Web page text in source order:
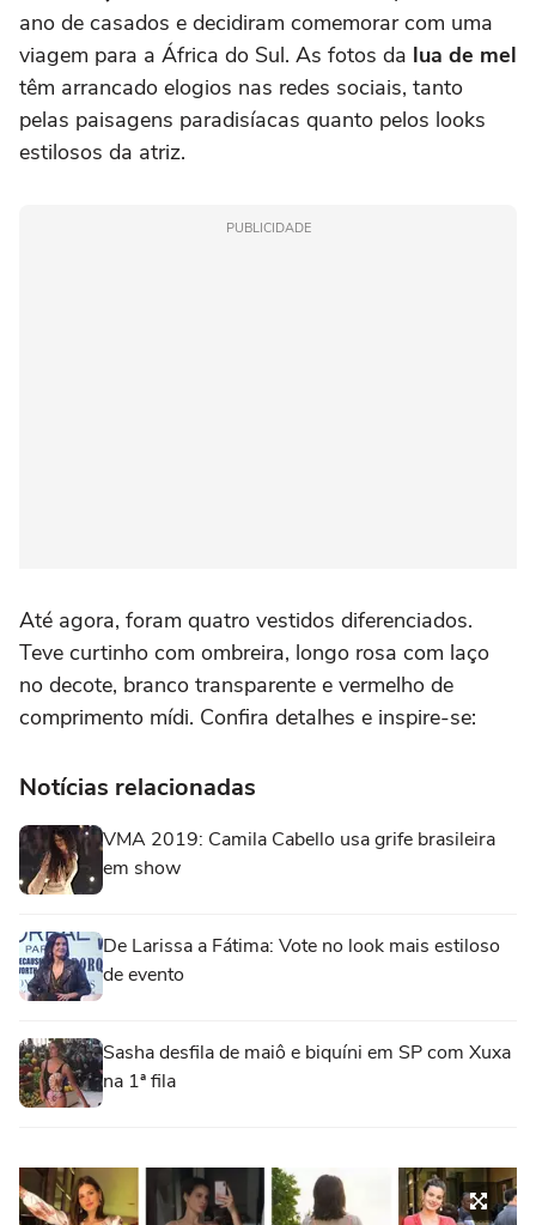
ano de casados e decidiram comemorar com uma
viagem para a África do Sul. As fotos da lua de mel
têm arrancado elogios nas redes sociais, tanto
pelas paisagens paradisíacas quanto pelos looks
estilosos da atriz.
PUBLICIDADE
Até agora, foram quatro vestidos diferenciados.
Teve curtinho com ombreira, longo rosa com laço
no decote, branco transparente e vermelho de
comprimento mídi. Confira detalhes e inspire-se:
Notícias relacionadas
VMA 2019: Camila Cabello usa grife brasileira
em show
De Larissa a Fátima: Vote no look mais estiloso
de evento
Sasha desfila de maiô e biquíni em SP com Xuxa
na 1ª fila